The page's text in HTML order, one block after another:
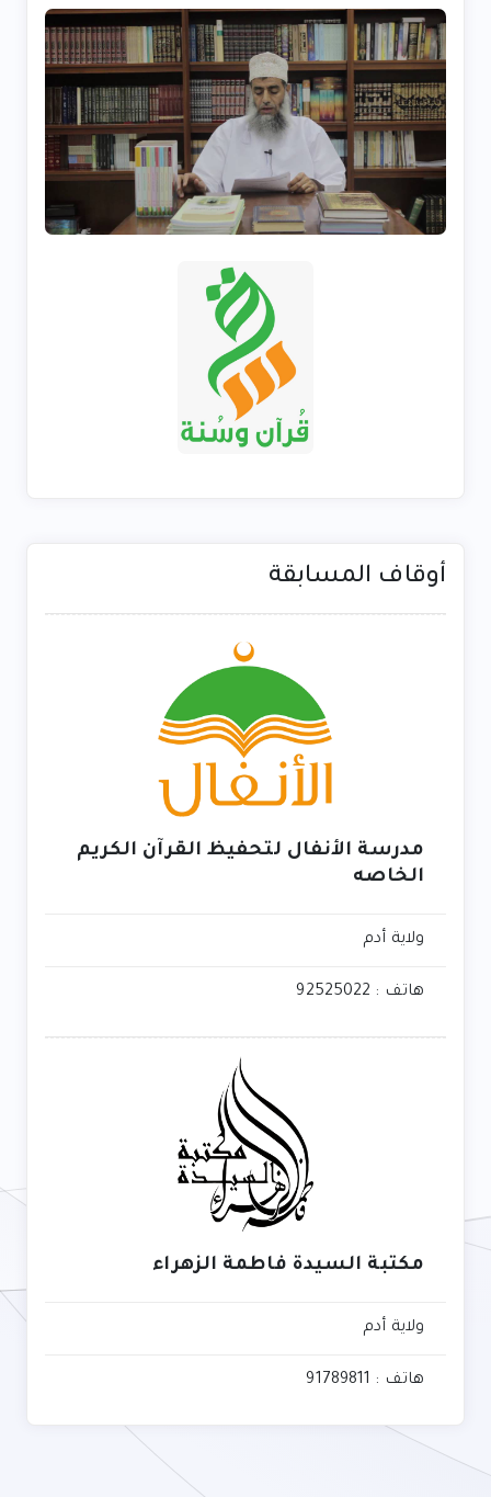
أوقاف المسابقة
مدرسة الأنفال لتحفيظ القرآن الكريم
الخاصه
ولاية أدم
هاتف : 92525022
مكتبة السيدة فاطمة الزهراء
ولاية أدم
هاتف : 91789811